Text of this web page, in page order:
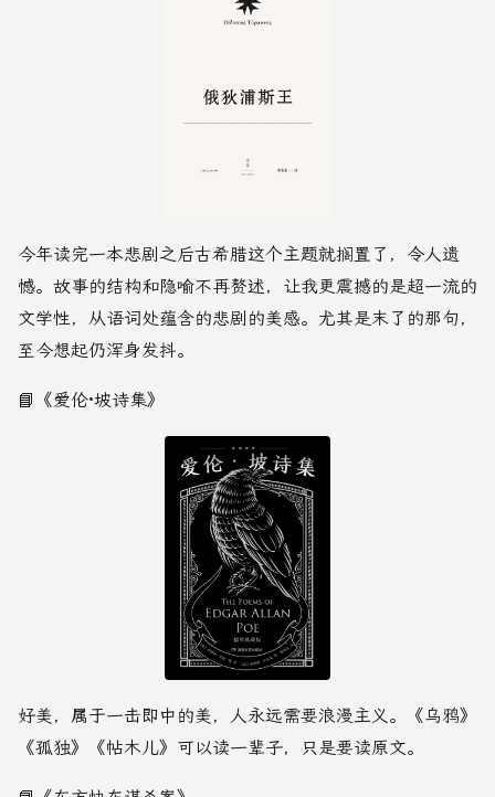
今年读完一本悲剧之后古希腊这个主题就搁置了，令人遗
憾。故事的结构和隐喻不再赘述，让我更震撼的是超一流的
文学性，从语词处蕴含的悲剧的美感。尤其是末了的那句，
至今想起仍浑身发抖。
📘 《爱伦·坡诗集》
好美，属于一击即中的美，人永远需要浪漫主义。《乌鸦》
《孤独》《帖木儿》可以读一辈子，只是要读原文。